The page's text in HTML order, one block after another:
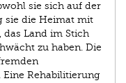
sie sich auf der
sie die Heimat mit
Land im Stich
zu haben. Die
Eine Rehabilitierung